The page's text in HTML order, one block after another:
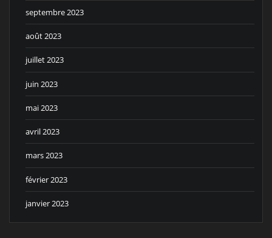
septembre 2023
août 2023
juillet 2023
juin 2023
mai 2023
avril 2023
mars 2023
février 2023
janvier 2023